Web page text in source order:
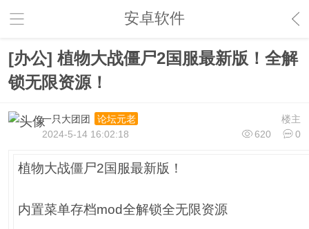
安卓软件
[办公] 植物大战僵尸2国服最新版！全解
锁无限资源！
楼主
一只大团团
论坛元老
620
0
2024-5-14 16:02:18
植物大战僵尸2国服最新版！
内置菜单存档mod全解锁全无限资源